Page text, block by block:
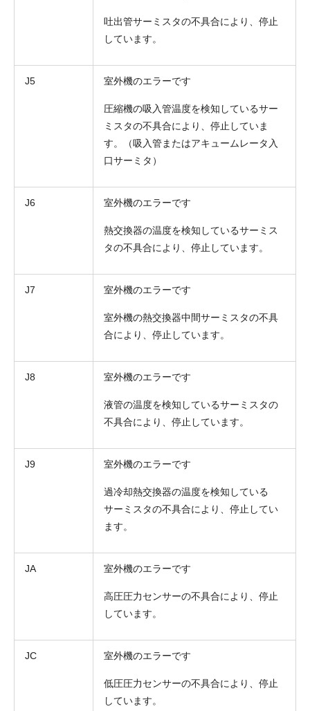
吐出管サーミスタの不具合により、停止
しています。
J5 室外機のエラーです
圧縮機の吸入管温度を検知しているサー
ミスタの不具合により、停止していま
す。（吸入管またはアキュームレータ入
口サーミタ）
J6 室外機のエラーです
熱交換器の温度を検知しているサーミス
タの不具合により、停止しています。
J7 室外機のエラーです
室外機の熱交換器中間サーミスタの不具
合により、停止しています。
J8 室外機のエラーです
液管の温度を検知しているサーミスタの
不具合により、停止しています。
J9 室外機のエラーです
過冷却熱交換器の温度を検知している
サーミスタの不具合により、停止してい
ます。
JA 室外機のエラーです
高圧圧力センサーの不具合により、停止
しています。
JC 室外機のエラーです
低圧圧力センサーの不具合により、停止
しています。